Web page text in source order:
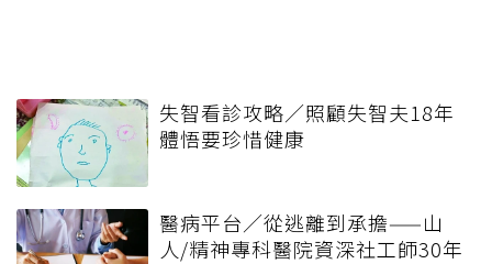
失智看診攻略／照顧失智夫18年
體悟要珍惜健康
醫病平台／從逃離到承擔——山
人/精神專科醫院資深社工師30年